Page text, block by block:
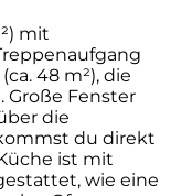
mit
48 m²), die
Große Fenster
die
du direkt
ist mit
wie eine